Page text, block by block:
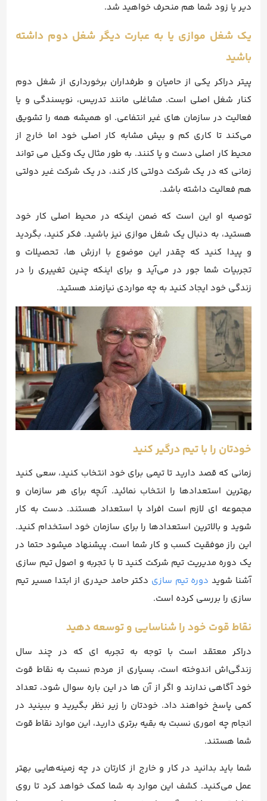
دیر یا زود شما هم منحرف خواهید شد.
یک شغل موازی یا به عبارت دیگر شغل دوم داشته
باشید
پیتر دراکر یکی از حامیان و طرفداران برخورداری از شغل دوم
کنار شغل اصلی است. مشاغلی مانند تدریس، نویسندگی و یا
فعالیت در سازمان های غیر انتفاعی. او همیشه همه را تشویق
می‌کند تا کاری کم و بیش مشابه کار اصلی خود اما خارج از
محیط کار اصلی دست و پا کنند. به طور مثال یک وکیل می تواند
زمانی که در یک شرکت دولتی کار کند، در یک شرکت غیر دولتی
هم فعالیت داشته باشد.
توصیه او این است که ضمن اینکه در محیط اصلی کار خود
هستید، به دنبال یک شغل موازی نیز باشید. فکر کنید، بگردید
و پیدا کنید که چقدر این موضوع با ارزش ها، تحصیلات و
تجربیات شما جور در می‌آید و برای اینکه چنین تغییری را در
زندگی خود ایجاد کنید به چه مواردی نیازمند هستید.
خودتان را با تیم درگیر کنید
زمانی که قصد دارید تا تیمی برای خود انتخاب کنید، سعی کنید
بهترین استعدادها را انتخاب نمائید. آنچه برای هر سازمان و
مجموعه ای لازم است افراد با استعداد هستند. دست به کار
شوید و بالاترین استعدادها را برای سازمان خود استخدام کنید.
این راز موفقیت کسب و کار شما است. پیشنهاد میشود حتما در
یک دوره مدیریت تیم شرکت کنید تا با تجربه و اصول تیم سازی
آشنا شوید دوره تیم سازی دکتر حامد حیدری از ابتدا مسیر تیم
سازی را بررسی کرده است.
نقاط قوت خود را شناسایی و توسعه دهید
دراکر معتقد است با توجه به تجربه ای که در چند سال
زندگی‌اش اندوخته است، بسیاری از مردم نسبت به نقاط قوت
خود آگاهی ندارند و اگر از آن ها در این باره سوال شود، تعداد
کمی پاسخ خواهند داد. خودتان را زیر نظر بگیرید و ببینید در
انجام چه اموری نسبت به بقیه برتری دارید، این موارد نقاط قوت
شما هستند.
شما باید بدانید در کار و خارج از کارتان در چه زمینه‌هایی بهتر
عمل می‌کنید. کشف این موارد به شما کمک خواهد کرد تا روی